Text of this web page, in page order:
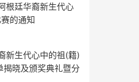
根廷华裔新生代心
的通知
新生代心中的祖(籍)
揭晓及颁奖典礼暨分